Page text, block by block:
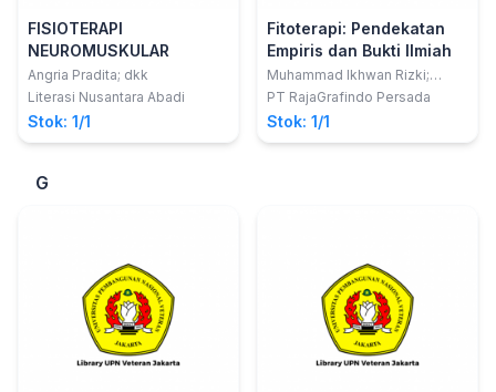
FISIOTERAPI
NEUROMUSKULAR
Angria Pradita; dkk
Literasi Nusantara Abadi
Stok: 1/1
Fitoterapi: Pendekatan
Empiris dan Bukti Ilmiah
Muhammad Ikhwan Rizki;
Nashrul Wathan
PT RajaGrafindo Persada
Stok: 1/1
G